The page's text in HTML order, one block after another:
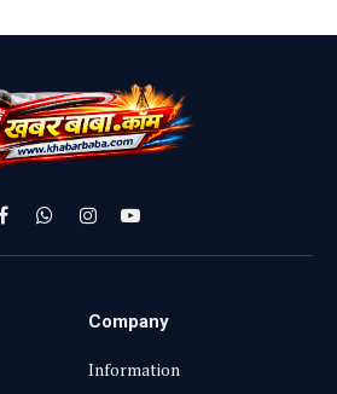
FacebookWhatsApp
InstagramYouTube
Company
Information